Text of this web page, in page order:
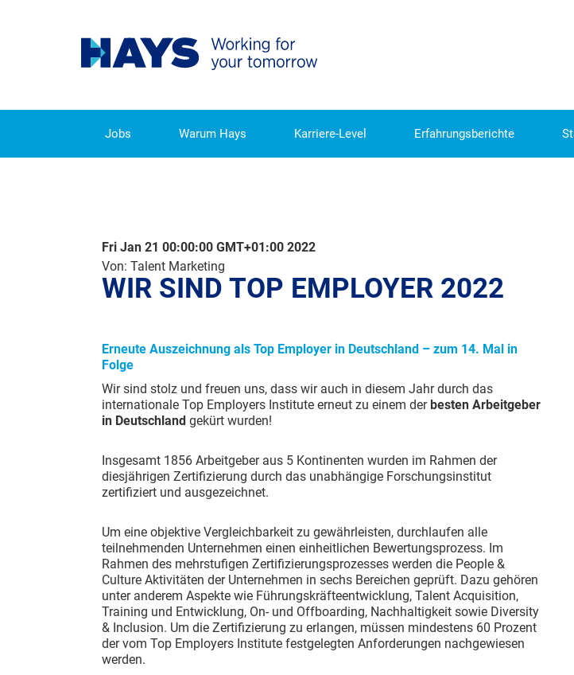
Jobs Warum Hays Karriere-Level Erfahrungsberichte
Fri Jan 21 00:00:00 GMT+01:00 2022
Von: Talent Marketing
WIR SIND TOP EMPLOYER 2022
Erneute Auszeichnung als Top Employer in Deutschland – zum 14. Mal in
Folge
Wir sind stolz und freuen uns, dass wir auch in diesem Jahr durch das
internationale Top Employers Institute erneut zu einem derbesten Arbeitgeber
in Deutschland gekürt wurden!
Insgesamt 1856 Arbeitgeber aus 5 Kontinenten wurden im Rahmen der
diesjährigen Zertifizierung durch das unabhängige Forschungsinstitut
zertifiziert und ausgezeichnet.
Um eine objektive Vergleichbarkeit zu gewährleisten, durchlaufen alle
teilnehmenden Unternehmen einen einheitlichen Bewertungsprozess. Im
Rahmen des mehrstufigen Zertifizierungsprozesses werden die People &
Culture Aktivitäten der Unternehmen in sechs Bereichen geprüft. Dazu gehören
unter anderem Aspekte wie Führungskräfteentwicklung, Talent Acquisition,
Training und Entwicklung, On- und Offboarding, Nachhaltigkeit sowie Diversity
& Inclusion. Um die Zertifizierung zu erlangen, müssen mindestens 60 Prozent
der vom Top Employers Institute festgelegten Anforderungen nachgewiesen
werden.